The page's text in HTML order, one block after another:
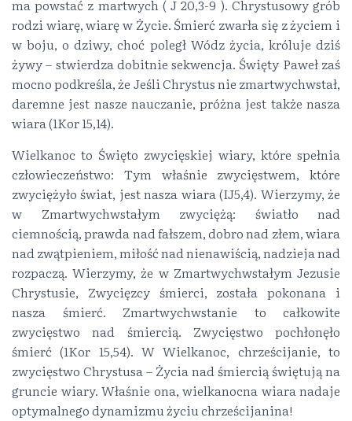
ma powstać z martwych ( J 20,3-9 ). Chrystusowy grób
rodzi wiarę, wiarę w Życie. Śmierć zwarła się z życiem i
w boju, o dziwy, choć poległ Wódz życia, króluje dziś
żywy – stwierdza dobitnie sekwencja. Święty Paweł zaś
mocno podkreśla, że Jeśli Chrystus nie zmartwychwstał,
daremne jest nasze nauczanie, próżna jest także nasza
wiara (1Kor 15,14).
Wielkanoc to Święto zwycięskiej wiary, które spełnia
człowieczeństwo: Tym właśnie zwycięstwem, które
zwyciężyło świat, jest nasza wiara (IJ5,4). Wierzymy, że
w Zmartwychwstałym zwyciężą: światło nad
ciemnością, prawda nad fałszem, dobro nad złem, wiara
nad zwątpieniem, miłość nad nienawiścią, nadzieja nad
rozpaczą. Wierzymy, że w Zmartwychwstałym Jezusie
Chrystusie, Zwycięzcy śmierci, została pokonana i
nasza śmierć. Zmartwychwstanie to całkowite
zwycięstwo nad śmiercią. Zwycięstwo pochłonęło
śmierć (1Kor 15,54). W Wielkanoc, chrześcijanie, to
zwycięstwo Chrystusa – Życia nad śmiercią świętują na
gruncie wiary. Właśnie ona, wielkanocna wiara nadaje
optymalnego dynamizmu życiu chrześcijanina!